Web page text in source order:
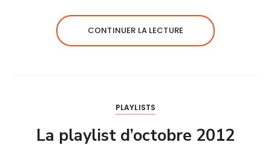
CONTINUER LA LECTURE
PLAYLISTS
La playlist d’octobre 2012